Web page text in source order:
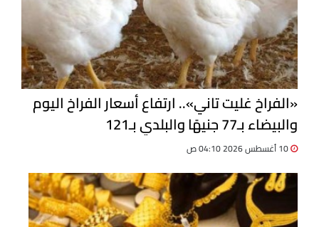
«الفراخ غليت تاني».. ارتفاع أسعار الفراخ اليوم
والبيضاء بـ77 جنيهًا والبلدي بـ121